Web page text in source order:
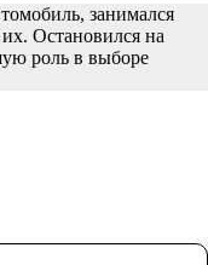
занимался
Остановился на
роль в выборе